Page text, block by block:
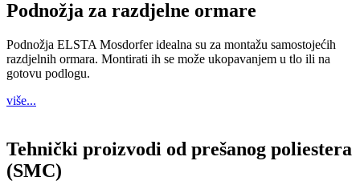
Podnožja za razdjelne ormare
Podnožja ELSTA Mosdorfer idealna su za montažu samostojećih
razdjelnih ormara. Montirati ih se može ukopavanjem u tlo ili na
gotovu podlogu.
više...
Tehnički proizvodi od prešanog poliestera
(SMC)